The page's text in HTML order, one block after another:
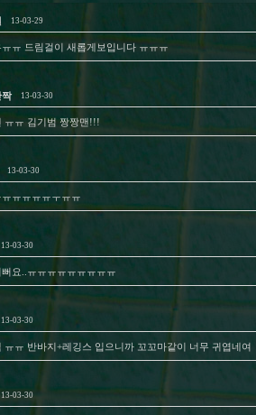
13-03-29
ㅠㅠ 드림걸이 새롭게보입니다 ㅠㅠㅠ
짝 13-03-30
ㅠㅠ 김기범 짱짱맨!!!
13-03-30
ㅠㅠㅠㅠㅠㅜㅠㅠ
13-03-30
뻐요..ㅠㅠㅠㅠㅠㅠㅠㅠㅠ
13-03-30
ㅠㅠ 반바지+레깅스 입으니까 꼬꼬마같이 너무 귀엽네여
13-03-30